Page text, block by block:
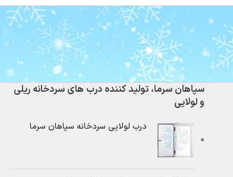
سپاهان سرما، تولید کننده درب های سردخانه ریلی
و لولایی
درب لولایی سردخانه سپاهان سرما